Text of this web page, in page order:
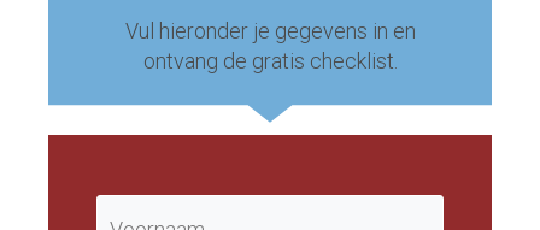
Vul hieronder je gegevens in en
ontvang de gratis checklist.